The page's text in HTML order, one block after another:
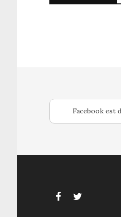
Facebook est